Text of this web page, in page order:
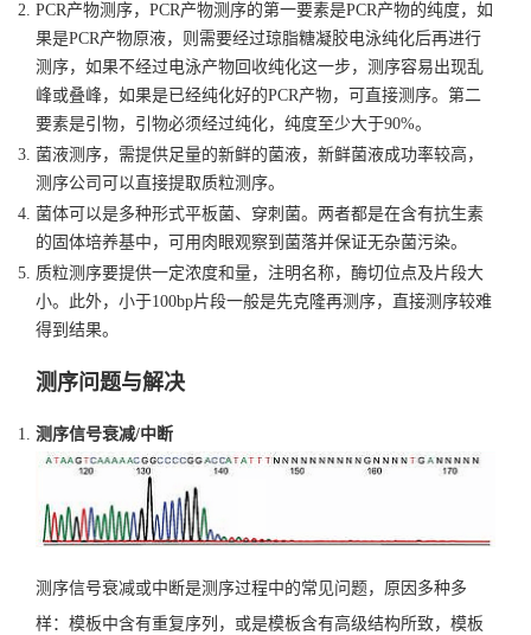
PCR产物测序，PCR产物测序的第一要素是PCR产物的纯度，如
果是PCR产物原液，则需要经过琼脂糖凝胶电泳纯化后再进行
测序，如果不经过电泳产物回收纯化这一步，测序容易出现乱
峰或叠峰，如果是已经纯化好的PCR产物，可直接测序。第二
要素是引物，引物必须经过纯化，纯度至少大于90%。
菌液测序，需提供足量的新鲜的菌液，新鲜菌液成功率较高，
测序公司可以直接提取质粒测序。
菌体可以是多种形式平板菌、穿刺菌。两者都是在含有抗生素
的固体培养基中，可用肉眼观察到菌落并保证无杂菌污染。
质粒测序要提供一定浓度和量，注明名称，酶切位点及片段大
小。此外，小于100bp片段一般是先克隆再测序，直接测序较难
得到结果。
测序问题与解决
测序信号衰减/中断
测序信号衰减或中断是测序过程中的常见问题，原因多种多
样：模板中含有重复序列，或是模板含有高级结构所致，模板